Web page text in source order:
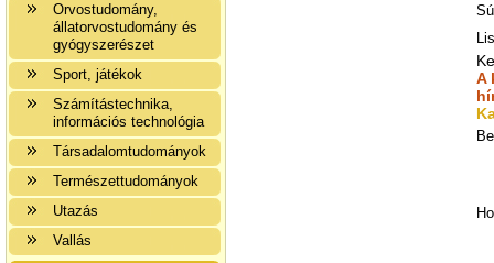
Orvostudomány,
állatorvostudomány és
gyógyszerészet
Sport, játékok
Számítástechnika,
információs technológia
Társadalomtudományok
Természettudományok
Utazás
Vallás
A